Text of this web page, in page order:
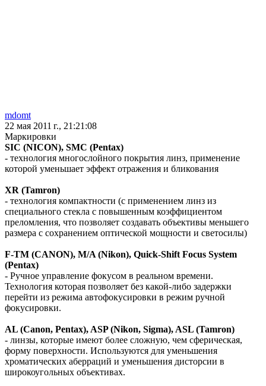
mdomt
22 мая 2011 г., 21:21:08
Маркировки
SIC (NICON), SMC (Pentax)
- технология многослойного покрытия линз, применение
которой уменьшает эффект отражения и бликования
XR (Tamron)
- технология компактности (с применением линз из
специального стекла с повышенным коэффициентом
преломления, что позволяет создавать объективы меньшего
размера с сохранением оптической мощности и светосилы)
F-TM (CANON), M/A (Nikon), Quick-Shift Focus System
(Pentax)
- Ручное управление фокусом в реальном времени.
Технология которая позволяет без какой-либо задержки
перейти из режима автофокусировки в режим ручной
фокусировки.
AL (Canon, Pentax), ASP (Nikon, Sigma), ASL (Tamron)
- линзы, которые имеют более сложную, чем сферическая,
форму поверхности. Используются для уменьшения
хроматических аберраций и уменьшения дисторсии в
широкоугольных объективах.